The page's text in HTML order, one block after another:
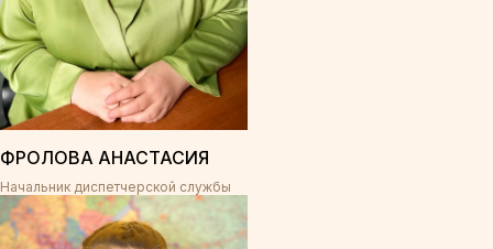
ФРОЛОВА АНАСТАСИЯ
Начальник диспетчерской службы